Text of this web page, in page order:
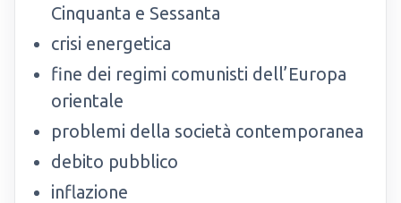
Cinquanta e Sessanta
crisi energetica
fine dei regimi comunisti dell’Europa
orientale
problemi della società contemporanea
debito pubblico
inflazione